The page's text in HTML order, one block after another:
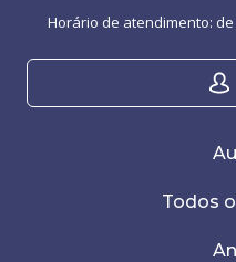
Horário de atendimento:
Todos